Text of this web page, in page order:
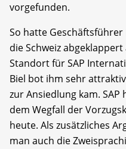
vorgefunden.
So hatte Geschäftsführer
die Schweiz
Standort für SAP
Biel bot ihm sehr
zur Ansiedlung kam.
dem Wegfall der
heute. Als zusätzliches
man auch die